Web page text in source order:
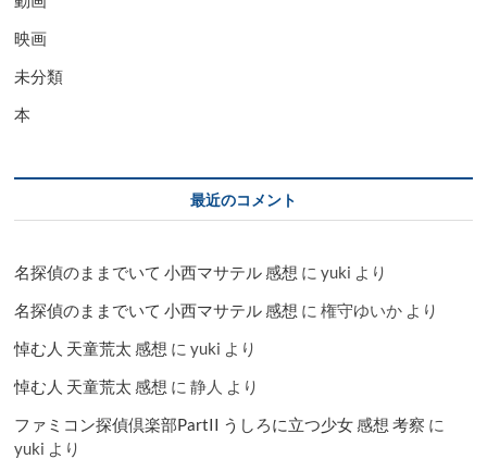
映画
未分類
本
最近のコメント
名探偵のままでいて 小西マサテル 感想 にyuki より
名探偵のままでいて 小西マサテル 感想 に権守ゆいか より
悼む人 天童荒太 感想 にyuki より
悼む人 天童荒太 感想 に静人 より
ファミコン探偵倶楽部PartII うしろに立つ少女 感想 考察 に
yuki より